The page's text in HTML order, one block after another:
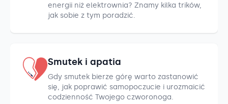
energii niż elektrownia? Znamy kilka trików,
jak sobie z tym poradzić.
Smutek i apatia
Gdy smutek bierze górę warto zastanowić
się, jak poprawić samopoczucie i urozmaicić
codzienność Twojego czworonoga.